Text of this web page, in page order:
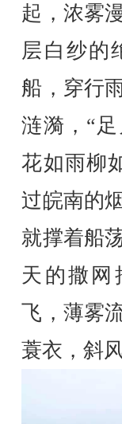
起，浓雾
层白纱的
船，穿行
涟漪，“
花如雨柳
过皖南的
就撑着船
天的撒网
飞，薄雾
蓑衣，斜